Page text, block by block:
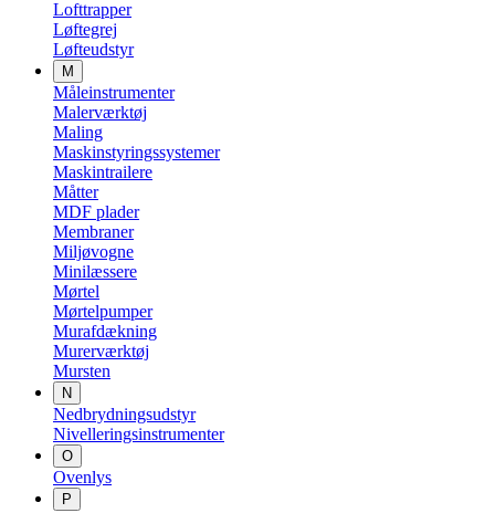
Lofttrapper
Løftegrej
Løfteudstyr
M
Måleinstrumenter
Malerværktøj
Maling
Maskinstyringssystemer
Maskintrailere
Måtter
MDF plader
Membraner
Miljøvogne
Minilæssere
Mørtel
Mørtelpumper
Murafdækning
Murerværktøj
Mursten
N
Nedbrydningsudstyr
Nivelleringsinstrumenter
O
Ovenlys
P